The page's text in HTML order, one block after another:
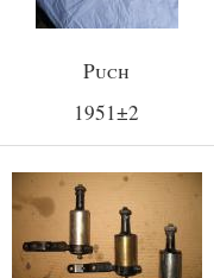
Puch
1951±2